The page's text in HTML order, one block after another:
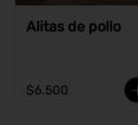
Alitas de pollo
$6.500